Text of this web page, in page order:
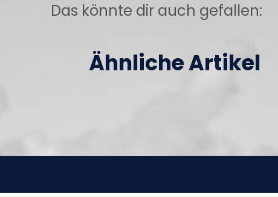
Das könnte dir auch gefallen:
Ähnliche Artikel